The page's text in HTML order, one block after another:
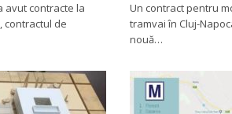
avut contracte la
contractul de
Un contract pentru
tramvai în Cluj-
nouă…